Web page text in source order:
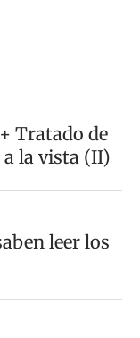
Tratado de
a la vista (II)
leer los